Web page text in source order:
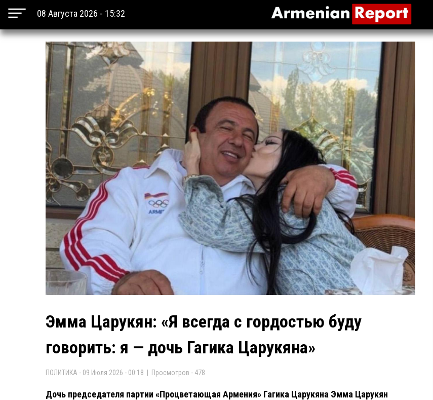
08 Августа 2026 - 15:32
Эмма Царукян: «Я всегда с гордостью буду
говорить: я — дочь Гагика Царукяна»
ПОЛИТИКА - 09 Июля 2026 - 00:18 | Просмотров - 478
Дочь председателя партии «Процветающая Армения» Гагика Царукяна Эмма Царукян